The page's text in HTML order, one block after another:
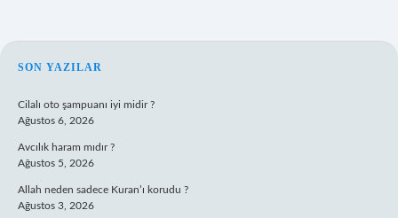
SIDEBAR
SON YAZILAR
Cilalı oto şampuanı iyi midir ?
Ağustos 6, 2026
Avcılık haram mıdır ?
Ağustos 5, 2026
Allah neden sadece Kuran’ı korudu ?
Ağustos 3, 2026